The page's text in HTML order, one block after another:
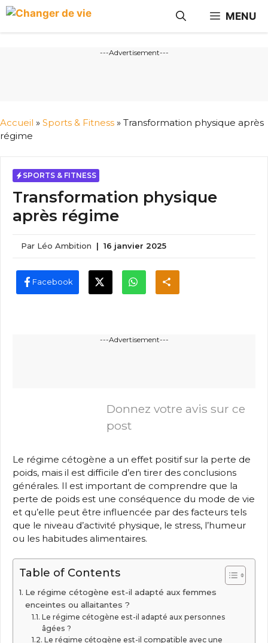
Aller
au
contenu
MENU
---Advertisement---
Accueil » Sports & Fitness » Transformation physique après
régime
SPORTS & FITNESS
Transformation physique
après régime
Par Léo Ambition | 16 janvier 2025
Facebook
---Advertisement---
Donnez votre avis sur ce
post
Le régime cétogène a un effet positif sur la perte de
poids, mais il est difficile d’en tirer des conclusions
générales. Il est important de comprendre que la
perte de poids est une conséquence du mode de vie
et qu’elle peut être influencée par des facteurs tels
que le niveau d’activité physique, le stress, l’humeur
ou les habitudes alimentaires.
Table of Contents
Le régime cétogène est-il adapté aux femmes
enceintes ou allaitantes ?
Le régime cétogène est-il adapté aux personnes
âgées ?
Le régime cétogène est-il compatible avec une